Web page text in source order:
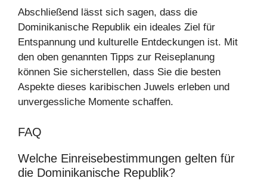
Abschließend lässt sich sagen, dass die
Dominikanische Republik ein ideales Ziel für
Entspannung und kulturelle Entdeckungen ist. Mit
den oben genannten Tipps zur Reiseplanung
können Sie sicherstellen, dass Sie die besten
Aspekte dieses karibischen Juwels erleben und
unvergessliche Momente schaffen.
FAQ
Welche Einreisebestimmungen gelten für
die Dominikanische Republik?